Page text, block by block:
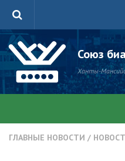
Главная
Новости
Антидопинг
Центр зимних видов
Союз
Ханты-
Все новости
ГЛАВНЫЕ НОВОСТИ /